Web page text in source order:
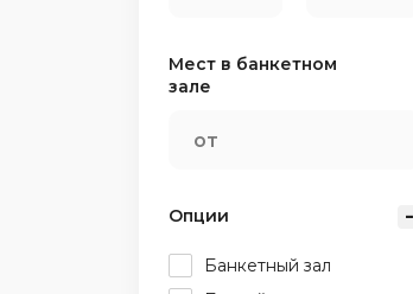
Мест в банкетном
зале
Опции
Банкетный зал